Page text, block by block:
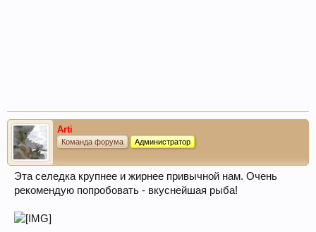
Arti
Команда форума Администратор
Эта селедка крупнее и жирнее привычной нам. Очень
рекомендую попробовать - вкуснейшая рыба!